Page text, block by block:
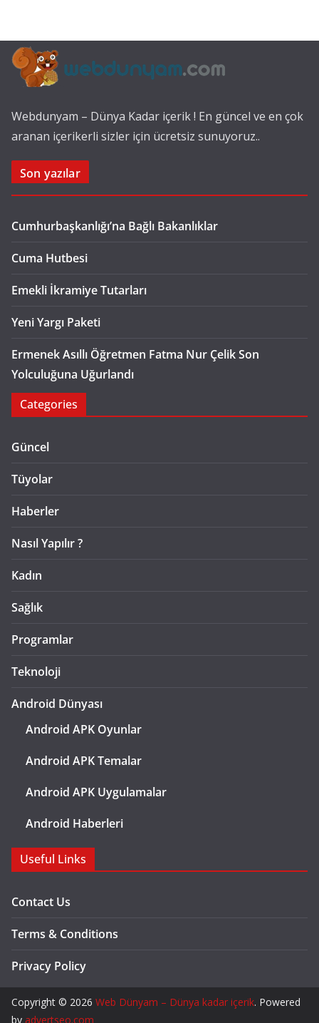
Webdunyam – Dünya Kadar içerik ! En güncel ve en çok
aranan içerikerli sizler için ücretsiz sunuyoruz..
Son yazılar
Cumhurbaşkanlığı’na Bağlı Bakanlıklar
Cuma Hutbesi
Emekli İkramiye Tutarları
Yeni Yargı Paketi
Ermenek Asıllı Öğretmen Fatma Nur Çelik Son
Yolculuğuna Uğurlandı
Categories
Güncel
Tüyolar
Haberler
Nasıl Yapılır ?
Kadın
Sağlık
Programlar
Teknoloji
Android Dünyası
Android APK Oyunlar
Android APK Temalar
Android APK Uygulamalar
Android Haberleri
Useful Links
Contact Us
Terms & Conditions
Privacy Policy
Copyright © 2026 Web Dünyam – Dünya kadar içerik. Powered
by advertseo.com